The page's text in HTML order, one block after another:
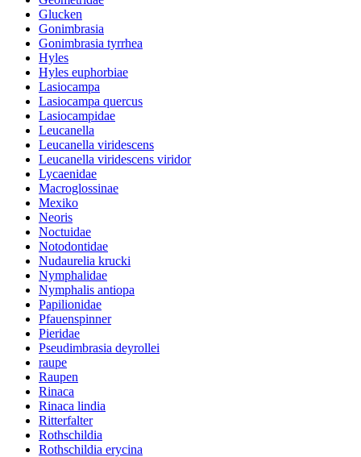
Glucken
Gonimbrasia
Gonimbrasia tyrrhea
Hyles
Hyles euphorbiae
Lasiocampa
Lasiocampa quercus
Lasiocampidae
Leucanella
Leucanella viridescens
Leucanella viridescens viridor
Lycaenidae
Macroglossinae
Mexiko
Neoris
Noctuidae
Notodontidae
Nudaurelia krucki
Nymphalidae
Nymphalis antiopa
Papilionidae
Pfauenspinner
Pieridae
Pseudimbrasia deyrollei
raupe
Raupen
Rinaca
Rinaca lindia
Ritterfalter
Rothschildia
Rothschildia erycina